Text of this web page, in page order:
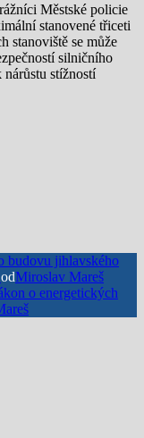
Městské policie
stanovené třiceti
stanoviště se může
silničního
stížností
budovu jihlavského
odMiroslav Mareš
o energetických